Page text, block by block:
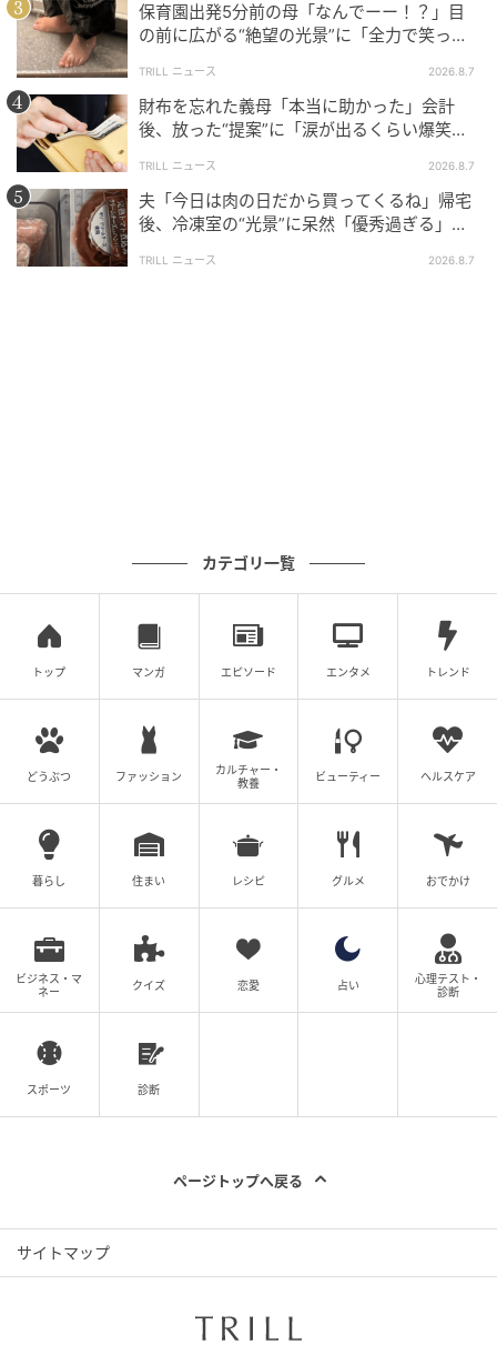
季節のミニパフェ
ドリンクもバーだけあり、映えて美味しいウェルカム
ドリンクからスタート。紅茶やハーブティー、コーヒ
ー、抹茶ラテが120分制でフリーフローです。
このシチュエーション、内容で¥6,600は破格値と言っ
ホームページ）
保育園出発5分前の母「なんでーー！？」目
の前に広がる“絶望の光景”に「全力で笑っ
TRILL ニュース 2026.8.7
財布を忘れた義母「本当に助かった」会計
後、放った“提案”に「涙が出るくらい爆笑」
TRILL ニュース 2026.8.7
夫「今日は肉の日だから買ってくるね」帰宅
後、冷凍室の“光景”に呆然「優秀過ぎる」
TRILL ニュース 2026.8.7
カテゴリ一覧
トップ マンガ エピソード エンタメ トレンド
どうぶつ ファッション
カルチャー・
教養
ビューティー ヘルスケア
暮らし 住まい レシピ グルメ おでかけ
ビジネス・マ
ネー
クイズ 恋愛 占い
心理テスト・
診断
スポーツ 診断
ページトップへ戻る
サイトマップ